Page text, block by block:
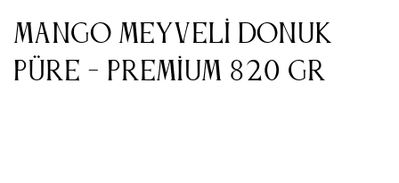
Mango Meyveli Donuk
Püre - Premium 820 gr